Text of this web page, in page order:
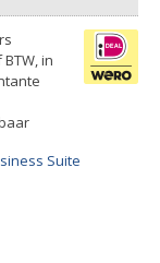
in
Suite